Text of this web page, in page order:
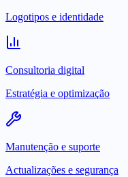
Logotipos e identidade
Consultoria digital
Estratégia e optimização
Manutenção e suporte
Actualizações e segurança